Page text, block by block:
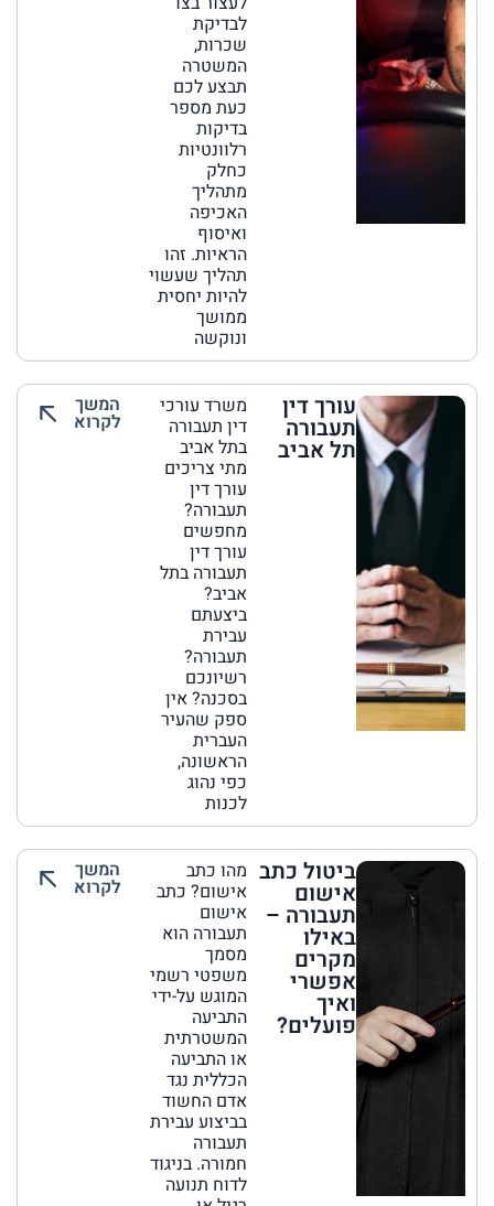
לבדיקת
שכרות,
המשטרה
תבצע לכם
כעת מספר
בדיקות
רלוונטיות
כחלק
מתהליך
האכיפה
ואיסוף
הראיות. זהו
תהליך שעשוי
להיות יחסית
ממושך
ונוקשה
עורך דין
תעבורה
תל אביב
משרד עורכי
דין תעבורה
בתל אביב
מתי צריכים
עורך דין
תעבורה?
מחפשים
עורך דין
תעבורה בתל
אביב?
ביצעתם
עבירת
תעבורה?
רשיונכם
בסכנה? אין
ספק שהעיר
העברית
הראשונה,
כפי נהוג
לכנות
המשך
לקרוא
ביטול כתב
אישום
תעבורה –
באילו
מקרים
אפשרי
ואיך
פועלים?
מהו כתב
אישום? כתב
אישום
תעבורה הוא
מסמך
משפטי רשמי
המוגש על-ידי
התביעה
המשטרתית
או התביעה
הכללית נגד
אדם החשוד
בביצוע עבירת
תעבורה
חמורה. בניגוד
לדוח תנועה
המשך
לקרוא